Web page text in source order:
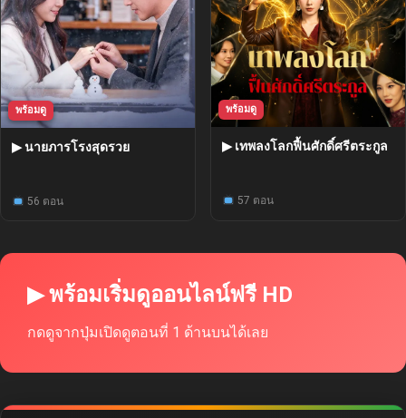
พร้อมดู
▶ นายภารโรงสุดรวย
56 ตอน
พร้อมดู
▶ เทพลงโลกฟื้นศักดิ์ศรีตระกูล
57 ตอน
▶ พร้อมเริ่มดูออนไลน์ฟรี HD
กดดูจากปุ่มเปิดดูตอนที่ 1 ด้านบนได้เลย